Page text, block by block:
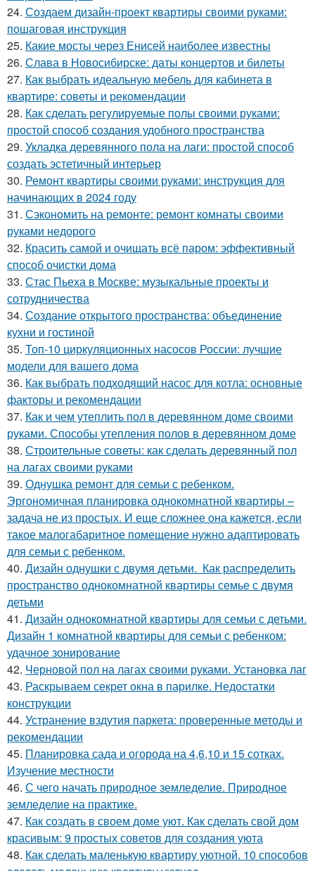
24. Создаем дизайн-проект квартиры своими руками:
пошаговая инструкция
25. Какие мосты через Енисей наиболее известны
26. Слава в Новосибирске: даты концертов и билеты
27. Как выбрать идеальную мебель для кабинета в
квартире: советы и рекомендации
28. Как сделать регулируемые полы своими руками:
простой способ создания удобного пространства
29. Укладка деревянного пола на лаги: простой способ
создать эстетичный интерьер
30. Ремонт квартиры своими руками: инструкция для
начинающих в 2024 году
31. Сэкономить на ремонте: ремонт комнаты своими
руками недорого
32. Красить самой и очищать всё паром: эффективный
способ очистки дома
33. Стас Пьеха в Москве: музыкальные проекты и
сотрудничества
34. Создание открытого пространства: объединение
кухни и гостиной
35. Топ-10 циркуляционных насосов России: лучшие
модели для вашего дома
36. Как выбрать подходящий насос для котла: основные
факторы и рекомендации
37. Как и чем утеплить пол в деревянном доме своими
руками. Способы утепления полов в деревянном доме
38. Строительные советы: как сделать деревянный пол
на лагах своими руками
39. Однушка ремонт для семьи с ребенком.
Эргономичная планировка однокомнатной квартиры –
задача не из простых. И еще сложнее она кажется, если
такое малогабаритное помещение нужно адаптировать
для семьи с ребенком.
40. Дизайн однушки с двумя детьми. Как распределить
пространство однокомнатной квартиры семье с двумя
детьми
41. Дизайн однокомнатной квартиры для семьи с детьми.
Дизайн 1 комнатной квартиры для семьи с ребенком:
удачное зонирование
42. Черновой пол на лагах своими руками. Установка лаг
43. Раскрываем секрет окна в парилке. Недостатки
конструкции
44. Устранение вздутия паркета: проверенные методы и
рекомендации
45. Планировка сада и огорода на 4,6,10 и 15 сотках.
Изучение местности
46. С чего начать природное земледелие. Природное
земледелие на практике.
47. Как создать в своем доме уют. Как сделать свой дом
красивым: 9 простых советов для создания уюта
48. Как сделать маленькую квартиру уютной. 10 способов